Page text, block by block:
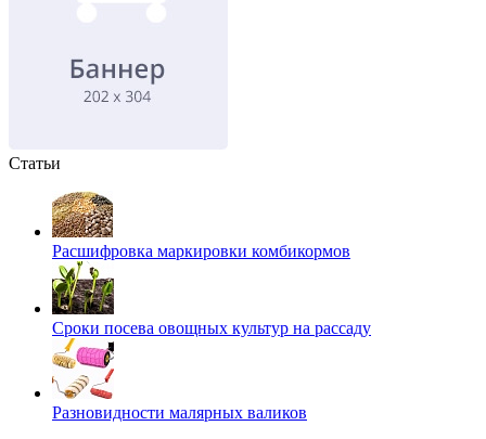
Статьи
Расшифровка маркировки комбикормов
Сроки посева овощных культур на рассаду
Разновидности малярных валиков